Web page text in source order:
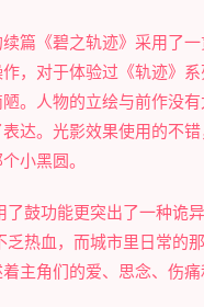
篇《碧之轨迹》采用了
，对于体验过《轨迹》
。人物的立绘与前作没
达。光影效果使用的不
小黑圆。
了鼓功能更突出了一种诡
乏热血，而城市里日常的
主角们的爱、思念、伤痛